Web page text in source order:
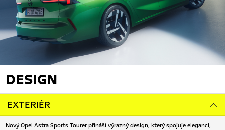
DESIGN
EXTERIÉR
Nový Opel Astra Sports Tourer přináší výrazný design, který spojuje eleganci,